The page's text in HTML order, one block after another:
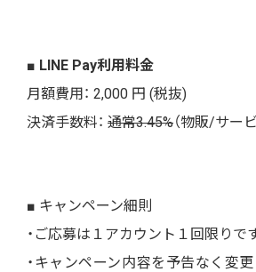
■ LINE Pay利用料金
月額費用： 2,000 円 (税抜)
決済手数料： 通常3.45%（物販/サー
■ キャンペーン細則
・ご応募は１アカウント１回限りで
・キャンペーン内容を予告なく変